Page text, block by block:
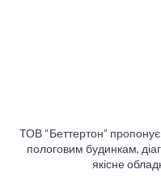
ТОВ “Беттертон”
пологовим будинкам,
якісне